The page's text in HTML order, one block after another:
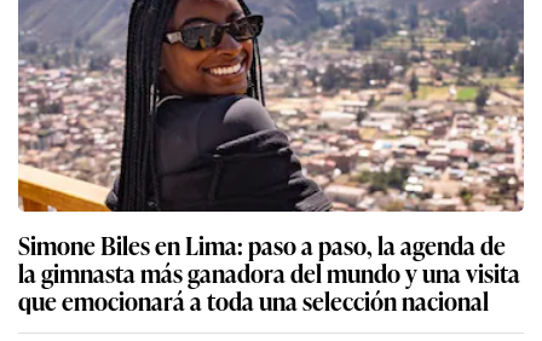
Simone Biles en Lima: paso a paso, la agenda de
la gimnasta más ganadora del mundo y una visita
que emocionará a toda una selección nacional